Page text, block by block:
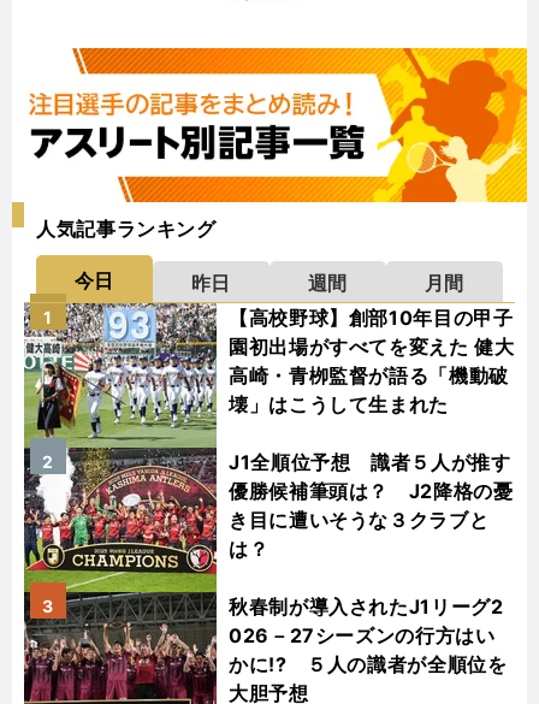
人気記事ランキング
今日 昨日 週間
月間
【高校野球】創部10年目の甲子
園初出場がすべてを変えた 健大
高崎・青栁監督が語る「機動破
壊」はこうして生まれた
1
J1全順位予想 識者５人が推す
優勝候補筆頭は？ J2降格の憂
き目に遭いそうな３クラブと
は？
2
秋春制が導入されたJ1リーグ2
026－27シーズンの行方はい
かに!? ５人の識者が全順位を
大胆予想
3